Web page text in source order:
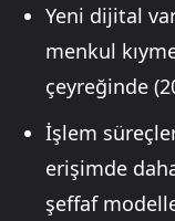
Yeni dijital
menkul
çeyreğinde
İşlem
erişimde
şeffaf